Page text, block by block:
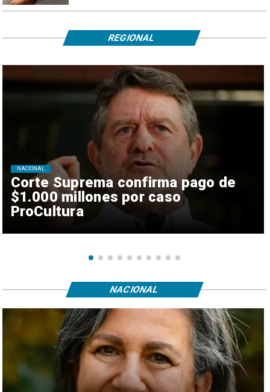
Corte Suprema confirma pago de
$1.000 millones por caso
ProCultura
NACIONAL
REGIONAL
NACIONAL